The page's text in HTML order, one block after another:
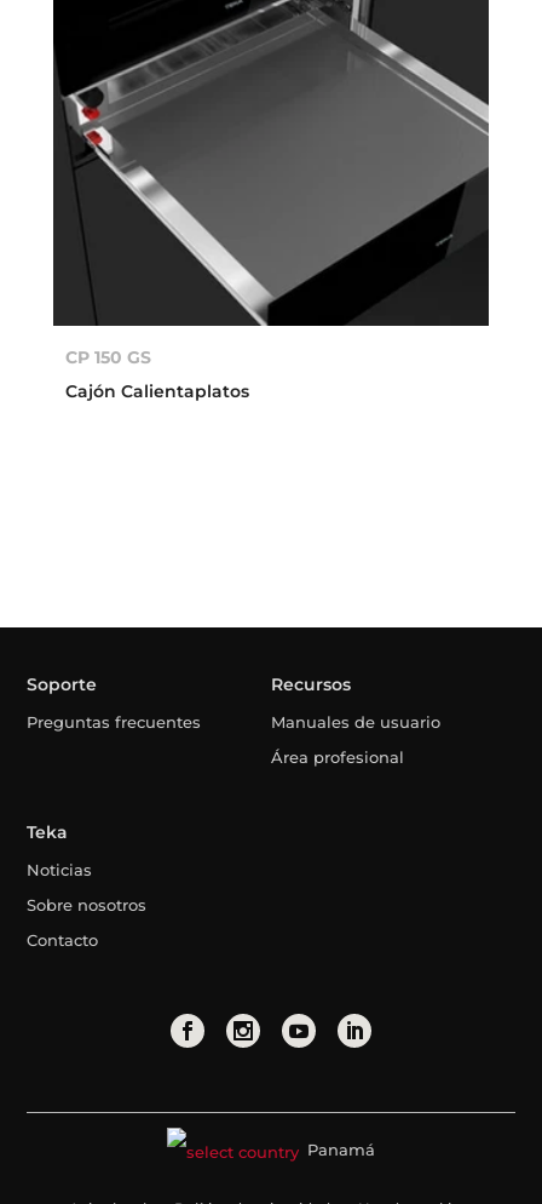
CP 150 GS
Cajón Calientaplatos
Soporte
Preguntas frecuentes
Recursos
Manuales de usuario
Área profesional
Teka
Noticias
Sobre nosotros
Contacto
Panamá